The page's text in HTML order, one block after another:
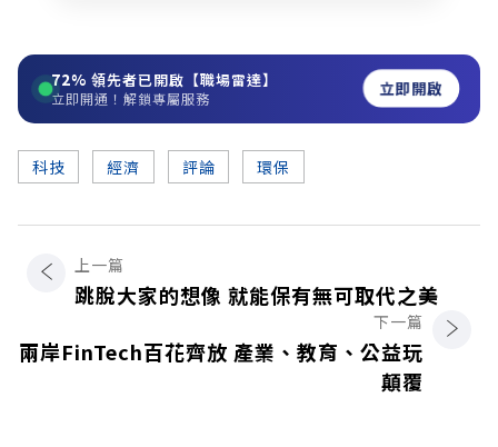
72% 領先者已開啟【職場雷達】
立即開通！解鎖專屬服務 立即開啟
科技 經濟 評論 環保
上一篇
跳脫大家的想像 就能保有無可取代之美
下一篇
兩岸FinTech百花齊放 產業、教育、公益玩
顛覆